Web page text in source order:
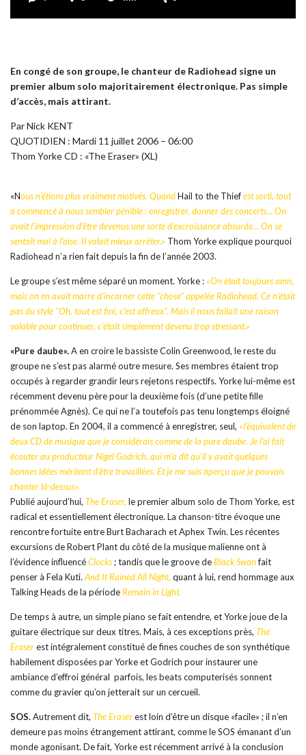
En congé de son groupe, le chanteur de Radiohead signe un
premier album solo majoritairement électronique. Pas simple
d’accès, mais attirant.
Par Nick KENT
QUOTIDIEN : Mardi 11 juillet 2006 – 06:00
Thom Yorke CD : «The Eraser» (XL)
«Nous n’étions plus vraiment motivés. QuandHail to the Thiefest sorti, tout
a commencé à nous sembler pénible : enregistrer, donner des concerts… On
avait l’impression d’être devenus une sorte d’excroissance absurde… On se
sentait mal à l’aise. Il valait mieux arrêter.» Thom Yorke explique pourquoi
Radiohead n’a rien fait depuis la fin de l’année 2003.
Le groupe s’est même séparé un moment. Yorke : «On était toujours amis,
mais on en avait marre d’incarner cette "chose" appelée Radiohead. Ce n’était
pas du style "Oh, tout est fini, c’est affreux". Mais il nous fallait une raison
valable pour continuer, c’était simplement devenu trop stressant.»
«Pure daube».A en croire le bassiste Colin Greenwood, le reste du
groupe ne s’est pas alarmé outre mesure. Ses membres étaient trop
occupés à regarder grandir leurs rejetons respectifs. Yorke lui-même est
récemment devenu père pour la deuxième fois (d’une petite fille
prénommée Agnès). Ce qui ne l’a toutefois pas tenu longtemps éloigné
de son laptop. En 2004, il a commencé à enregistrer, seul, «l’équivalent de
deux CD de musique que je considérais comme de la pure daube. Je l’ai fait
écouter au producteur Nigel Godrich, qui m’a dit qu’il y avait quelques
bonnes idées méritant d’être travaillées. Et je me suis aperçu que je pouvais
chanter là-dessus».
Publié aujourd’hui, The Eraser, le premier album solo de Thom Yorke, est
radical et essentiellement électronique. La chanson-titre évoque une
rencontre fortuite entre Burt Bacharach et Aphex Twin. Les récentes
excursions de Robert Plant du côté de la musique malienne ont à
l’évidence influencéClocks; tandis que le groove deBlack Swanfait
penser à Fela Kuti. And It Rained All Night, quant à lui, rend hommage aux
Talking Heads de la périodeRemain in Light.
De temps à autre, un simple piano se fait entendre, et Yorke joue de la
guitare électrique sur deux titres. Mais, à ces exceptions près, The
Eraserest intégralement constitué de fines couches de son synthétique
habilement disposées par Yorke et Godrich pour instaurer une
ambiance d’effroi général ­ parfois, les beats computerisés sonnent
comme du gravier qu’on jetterait sur un cercueil.
SOS.Autrement dit, The Eraserest loin d’être un disque «facile» ; il n’en
demeure pas moins étrangement attirant, comme le SOS émanant d’un
monde agonisant. De fait, Yorke est récemment arrivé à la conclusion